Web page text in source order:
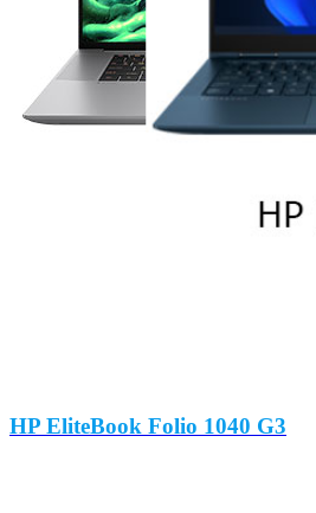
HP EliteBook Folio 1040 G3